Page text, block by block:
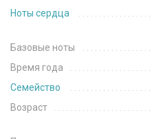
Ноты сердца
Базовые ноты
Время года
Семейство
Возраст